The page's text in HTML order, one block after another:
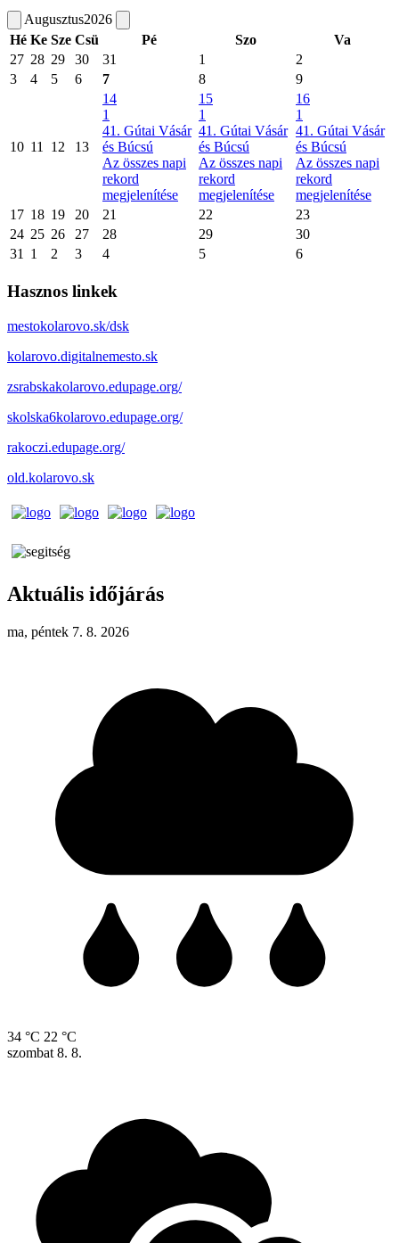
Augusztus2026
Hé Ke Sze Csü Pé Szo
Va
27 28 29 30 31 1
2
3
4 5 6 7 8 9
10 11 12 13
14
1
41. Gútai Vásár
és Búcsú
Az összes napi
rekord
megjelenítése
15
1
41. Gútai Vásár
és Búcsú
Az összes napi
rekord
megjelenítése
16
1
41. Gútai Vásár
és Búcsú
Az összes napi
rekord
megjelenítése
17 18 19 20 21 22
23
24 25 26 27 28 29
30
31 1 2 3 4 5 6
Hasznos linkek
mestokolarovo.sk/dsk
kolarovo.digitalnemesto.sk
zsrabskakolarovo.edupage.org/
skolska6kolarovo.edupage.org/
rakoczi.edupage.org/
old.kolarovo.sk
Aktuális időjárás
ma, péntek 7. 8. 2026
34 °C 22 °C
szombat 8. 8.